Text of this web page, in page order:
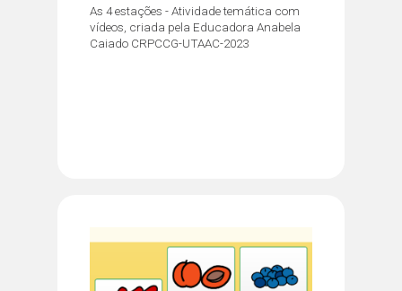
As 4 estações - Atividade temática com
vídeos, criada pela Educadora Anabela
Caiado CRPCCG-UTAAC-2023